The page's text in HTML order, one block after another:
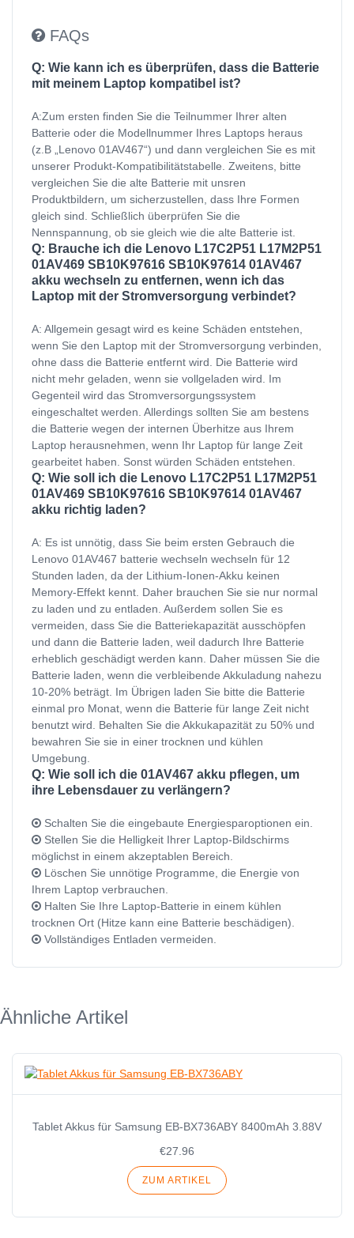
FAQs
Q: Wie kann ich es überprüfen, dass die Batterie
mit meinem Laptop kompatibel ist?
A:Zum ersten finden Sie die Teilnummer Ihrer alten
Batterie oder die Modellnummer Ihres Laptops heraus
(z.B „Lenovo 01AV467“) und dann vergleichen Sie es mit
unserer Produkt-Kompatibilitätstabelle. Zweitens, bitte
vergleichen Sie die alte Batterie mit unsren
Produktbildern, um sicherzustellen, dass Ihre Formen
gleich sind. Schließlich überprüfen Sie die
Nennspannung, ob sie gleich wie die alte Batterie ist.
Q: Brauche ich die Lenovo L17C2P51 L17M2P51
01AV469 SB10K97616 SB10K97614 01AV467
akku wechseln zu entfernen, wenn ich das
Laptop mit der Stromversorgung verbindet?
A: Allgemein gesagt wird es keine Schäden entstehen,
wenn Sie den Laptop mit der Stromversorgung verbinden,
ohne dass die Batterie entfernt wird. Die Batterie wird
nicht mehr geladen, wenn sie vollgeladen wird. Im
Gegenteil wird das Stromversorgungssystem
eingeschaltet werden. Allerdings sollten Sie am bestens
die Batterie wegen der internen Überhitze aus Ihrem
Laptop herausnehmen, wenn Ihr Laptop für lange Zeit
gearbeitet haben. Sonst würden Schäden entstehen.
Q: Wie soll ich die Lenovo L17C2P51 L17M2P51
01AV469 SB10K97616 SB10K97614 01AV467
akku richtig laden?
A: Es ist unnötig, dass Sie beim ersten Gebrauch die
Lenovo 01AV467 batterie wechseln wechseln für 12
Stunden laden, da der Lithium-Ionen-Akku keinen
Memory-Effekt kennt. Daher brauchen Sie sie nur normal
zu laden und zu entladen. Außerdem sollen Sie es
vermeiden, dass Sie die Batteriekapazität ausschöpfen
und dann die Batterie laden, weil dadurch Ihre Batterie
erheblich geschädigt werden kann. Daher müssen Sie die
Batterie laden, wenn die verbleibende Akkuladung nahezu
10-20% beträgt. Im Übrigen laden Sie bitte die Batterie
einmal pro Monat, wenn die Batterie für lange Zeit nicht
benutzt wird. Behalten Sie die Akkukapazität zu 50% und
bewahren Sie sie in einer trocknen und kühlen
Umgebung.
Q: Wie soll ich die 01AV467 akku pflegen, um
ihre Lebensdauer zu verlängern?
Schalten Sie die eingebaute Energiesparoptionen ein.
Stellen Sie die Helligkeit Ihrer Laptop-Bildschirms
möglichst in einem akzeptablen Bereich.
Löschen Sie unnötige Programme, die Energie von
Ihrem Laptop verbrauchen.
Halten Sie Ihre Laptop-Batterie in einem kühlen
trocknen Ort (Hitze kann eine Batterie beschädigen).
Vollständiges Entladen vermeiden.
Ähnliche Artikel
Tablet Akkus für Samsung EB-BX736ABY 8400mAh 3.88V
€27.96
ZUM ARTIKEL